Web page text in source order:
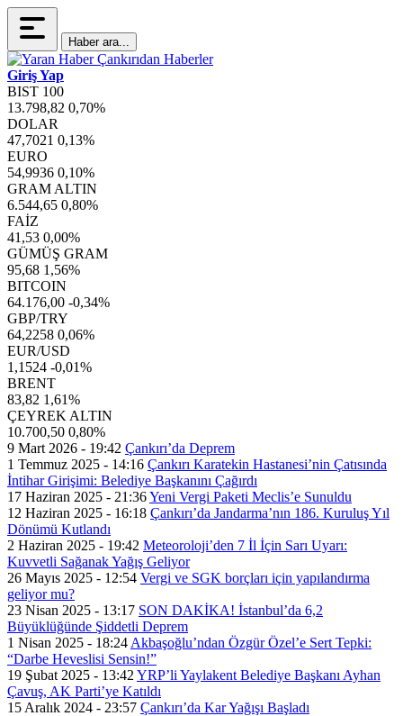
Haber ara...
Giriş Yap
BIST 100
13.798,82 0,70%
DOLAR
47,7021 0,13%
EURO
54,9936 0,10%
GRAM ALTIN
6.544,65 0,80%
FAİZ
41,53 0,00%
GÜMÜŞ GRAM
95,68 1,56%
BITCOIN
64.176,00 -0,34%
GBP/TRY
64,2258 0,06%
EUR/USD
1,1524 -0,01%
BRENT
83,82 1,61%
ÇEYREK ALTIN
10.700,50 0,80%
9 Mart 2026 - 19:42 Çankırı’da Deprem
1 Temmuz 2025 - 14:16 Çankırı Karatekin Hastanesi’nin Çatısında
İntihar Girişimi: Belediye Başkanını Çağırdı
17 Haziran 2025 - 21:36Yeni Vergi Paketi Meclis’e Sunuldu
12 Haziran 2025 - 16:18 Çankırı’da Jandarma’nın 186. Kuruluş Yıl
Dönümü Kutlandı
2 Haziran 2025 - 19:42 Meteoroloji’den 7 İl İçin Sarı Uyarı:
Kuvvetli Sağanak Yağış Geliyor
26 Mayıs 2025 - 12:54 Vergi ve SGK borçları için yapılandırma
geliyor mu?
23 Nisan 2025 - 13:17 SON DAKİKA! İstanbul’da 6,2
Büyüklüğünde Şiddetli Deprem
1 Nisan 2025 - 18:24 Akbaşoğlu’ndan Özgür Özel’e Sert Tepki:
“Darbe Heveslisi Sensin!”
19 Şubat 2025 - 13:42 YRP’li Yaylakent Belediye Başkanı Ayhan
Çavuş, AK Parti’ye Katıldı
15 Aralık 2024 - 23:57 Çankırı’da Kar Yağışı Başladı